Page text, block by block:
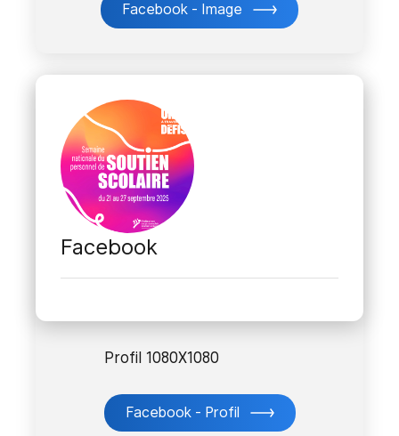
Facebook - Image
Facebook
Profil 1080X1080
Facebook - Profil